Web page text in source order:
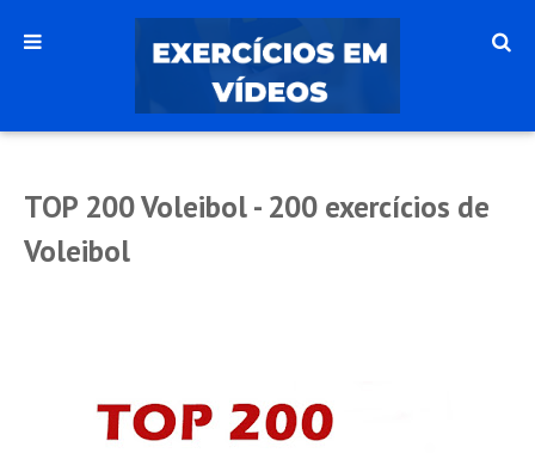
TOP 200 Voleibol - 200 exercícios de
Voleibol